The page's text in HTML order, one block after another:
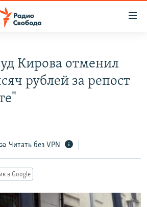
Кирова отменил
рублей за репост
Читать без VPN
в Google